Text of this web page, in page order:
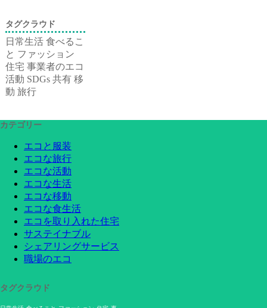
タグクラウド
日常生活 食べるこ
と ファッション
住宅 事業者のエコ
活動 SDGs 共有 移
動 旅行
カテゴリー
エコと服装
エコな旅行
エコな活動
エコな生活
エコな移動
エコな食生活
エコを取り入れた住宅
サステイナブル
シェアリングサービス
職場のエコ
タグクラウド